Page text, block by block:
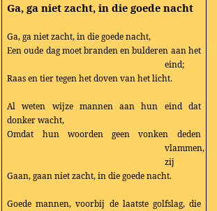
Ga, ga niet zacht, in die goede nacht
Ga, ga niet zacht, in die goede nacht,
Een oude dag moet branden en bulderen aan het
eind;
Raas en tier tegen het doven van het licht.
Al weten wijze mannen aan hun eind dat
donker wacht,
Omdat hun woorden geen vonken deden
vlammen,
zij
Gaan, gaan niet zacht, in die goede nacht.
Goede mannen, voorbij de laatste golfslag, die